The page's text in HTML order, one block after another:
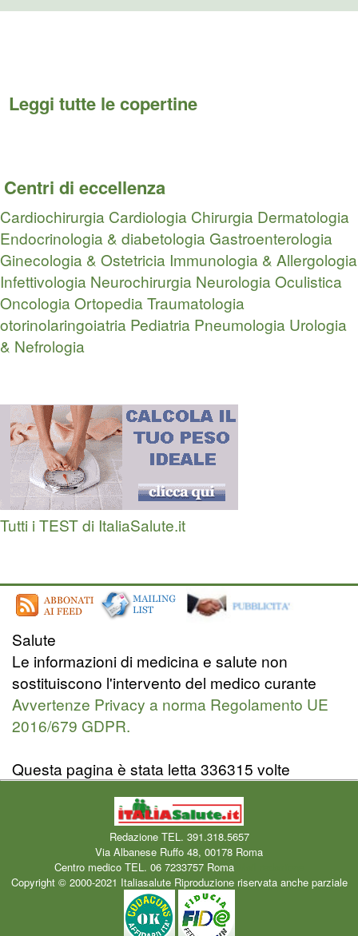
Leggi tutte le copertine
Centri di eccellenza
Cardiochirurgia Cardiologia Chirurgia Dermatologia
Endocrinologia & diabetologia Gastroenterologia
Ginecologia & Ostetricia Immunologia & Allergologia
Infettivologia Neurochirurgia NeurologiaOculistica
OncologiaOrtopedia Traumatologia
otorinolaringoiatria Pediatria Pneumologia Urologia
& Nefrologia
Tutti i TEST di ItaliaSalute.it
Salute
Le informazioni di medicina e salute non
sostituiscono l'intervento del medico curante
Avvertenze Privacy a norma Regolamento UE
2016/679 GDPR.
Questa pagina è stata letta 336315 volte
Redazione TEL. 391.318.5657
Via Albanese Ruffo 48, 00178 Roma
Centro medico TEL. 06 7233757 Roma
Copyright © 2000-2021 Italiasalute Riproduzione riservata anche parziale